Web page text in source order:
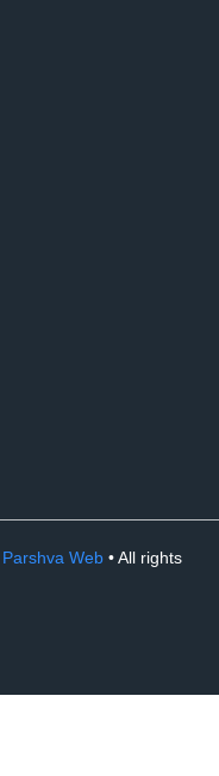
Parshva Web • All rights